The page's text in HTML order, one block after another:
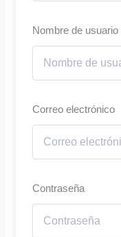
Nombre de usuario
Correo electrónico
Contraseña